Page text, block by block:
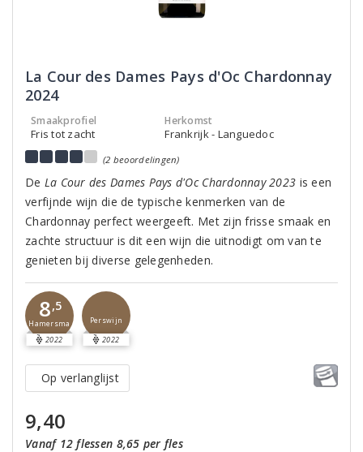
La Cour des Dames Pays d'Oc Chardonnay
2024
Smaakprofiel
Fris tot zacht
Herkomst
Frankrijk - Languedoc
(2 beoordelingen)
De La Cour des Dames Pays d'Oc Chardonnay 2023 is een
verfijnde wijn die de typische kenmerken van de
Chardonnay perfect weergeeft. Met zijn frisse smaak en
zachte structuur is dit een wijn die uitnodigt om van te
genieten bij diverse gelegenheden.
8,5
Hamersma
2022
Perswijn
2022
Op verlanglijst
9,40
Vanaf 12 flessen 8,65 per fles